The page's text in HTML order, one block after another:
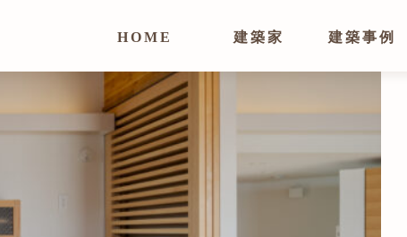
HOME 建築家 建築事例